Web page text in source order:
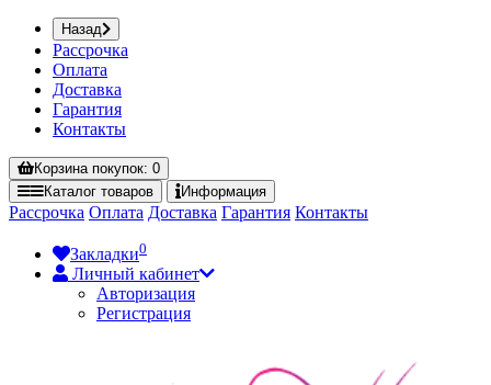
Назад
Рассрочка
Оплата
Доставка
Гарантия
Контакты
Корзинапокупок: 0
Каталог товаров Информация
Рассрочка Оплата Доставка Гарантия Контакты
Закладки0
Личный кабинет
Авторизация
Регистрация